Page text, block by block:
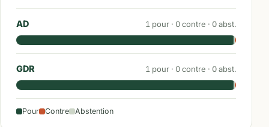
AD 1 pour · 0contre · 0abst.
GDR 1 pour · 0contre · 0abst.
Pour Contre Abstention